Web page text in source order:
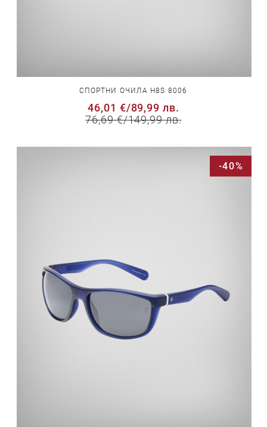
СПОРТНИ ОЧИЛА H8S 8006
46,01 €/89,99 лв.
76,69 €/149,99 лв.
-40%